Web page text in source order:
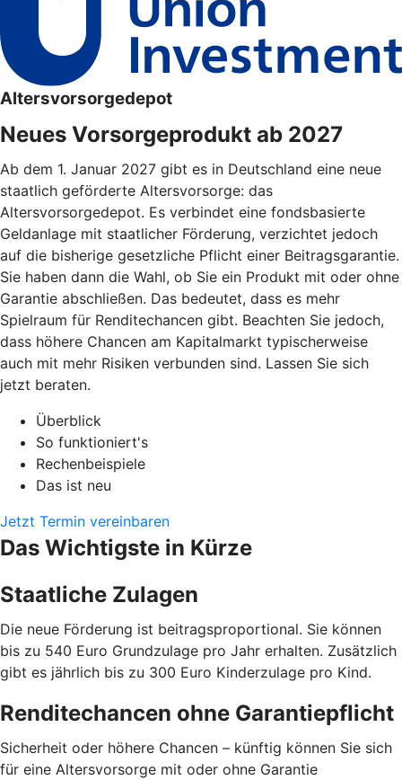
Altersvorsorgedepot
Neues Vorsorgeprodukt ab 2027
Ab dem 1. Januar 2027 gibt es in Deutschland eine neue
staatlich geförderte Altersvorsorge: das
Altersvorsorgedepot. Es verbindet eine fondsbasierte
Geldanlage mit staatlicher Förderung, verzichtet jedoch
auf die bisherige gesetzliche Pflicht einer Beitragsgarantie.
Sie haben dann die Wahl, ob Sie ein Produkt mit oder ohne
Garantie abschließen. Das bedeutet, dass es mehr
Spielraum für Renditechancen gibt. Beachten Sie jedoch,
dass höhere Chancen am Kapitalmarkt typischerweise
auch mit mehr Risiken verbunden sind. Lassen Sie sich
jetzt beraten.
Überblick
So funktioniert's
Rechenbeispiele
Das ist neu
Jetzt Termin vereinbaren
Das Wichtigste in Kürze
Staatliche Zulagen
Die neue Förderung ist beitragsproportional. Sie können
bis zu 540 Euro Grundzulage pro Jahr erhalten. Zusätzlich
gibt es jährlich bis zu 300 Euro Kinderzulage pro Kind.
Renditechancen ohne Garantiepflicht
Sicherheit oder höhere Chancen – künftig können Sie sich
für eine Altersvorsorge mit oder ohne Garantie